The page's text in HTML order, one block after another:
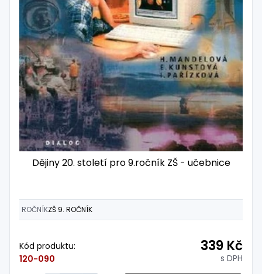
Dějiny 20. století pro 9.ročník ZŠ - učebnice
ROČNÍKZŠ 9. ROČNÍK
Kód produktu:
120-090
339 Kč
s DPH